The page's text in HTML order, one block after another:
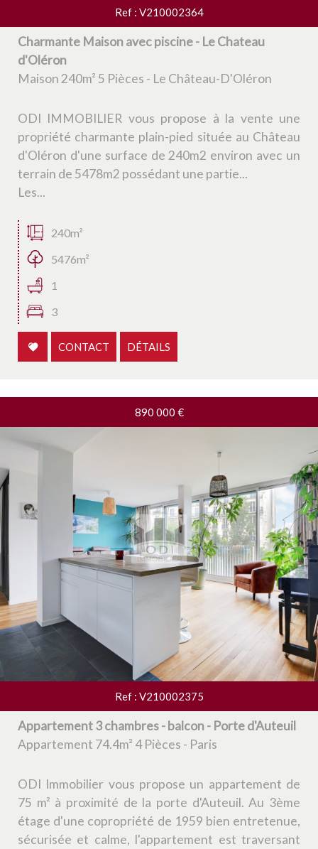
Ref : V210002364
Charmante Maison avec piscine - Le Chateau
d'Oléron
Maison 240m² 5 Pièces - Le Château-D'Oléron
ODI IMMOBILIER vous propose à la vente une
propriété charmante plain-pied située au Château
d'Oléron d'une surface de 240m2 environ avec un
terrain de 5478m2 possédant une partie...
Les...
240m²
5476m²
1
3
CONTACT DÉTAILS
890 000 €
Ref : V210002375
Appartement 3 chambres - balcon - Porte d'Auteuil
Appartement 74.4m² 4 Pièces - Paris
ODI Immobilier vous propose un appartement de
75 m² à proximité de la porte d'Auteuil. Au 3ème
étage d'une copropriété de 1959 bien entretenue,
sécurisée et calme, l'appartement est traversant